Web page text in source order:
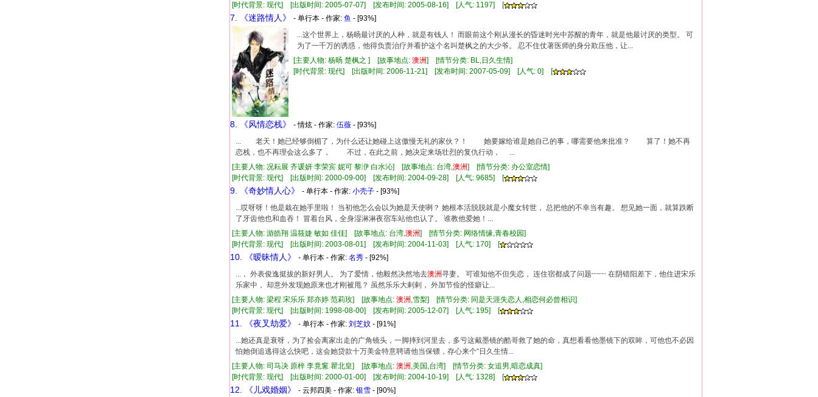
[时代背景: 现代] [出版时间: 2005-07-07] [发布时间: 2005-08-16] [人气: 1197] [
7. 《迷路情人》 - 单行本 - 作家: 鱼 - [93%]
...这个世界上，杨旸最讨厌的人种，就是有钱人！ 而眼前这个刚从漫长的昏迷时光中苏醒的青年，就是他最讨厌的类型。 可
为了一千万的诱惑，他得负责治疗并看护这个名叫楚枫之的大少爷。 忍不住仗著医师的身分欺压他，让...
[主要人物: 杨旸 楚枫之 ] [故事地点: 澳洲] [情节分类: BL,日久生情]
[时代背景: 现代] [出版时间: 2006-11-21] [发布时间: 2007-05-09] [人气: 0] [
8. 《风情恋栈》 - 情炫 - 作家: 伍薇 - [93%]
... 老天！她已经够倒楣了，为什么还让她碰上这傲慢无礼的家伙？！ 她要嫁给谁是她自己的事，哪需要他来批准？ 算了！她不再
恋栈，也不再理会这么多了， 不过，在此之前，她决定来场壮烈的复仇行动， ...
[主要人物: 况耘展 齐谖妍 李荣宾 妮可 黎洢 白水沁] [故事地点: 台湾,澳洲] [情节分类: 办公室恋情]
[时代背景: 现代] [出版时间: 2000-09-00] [发布时间: 2004-09-28] [人气: 9685] [
9. 《奇妙情人心》 - 单行本 - 作家: 小壳子 - [93%]
...哎呀呀！他是栽在她手里啦！ 当初他怎么会以为她是天使咧？ 她根本活脱脱就是小魔女转世， 总把他的不幸当有趣。 想见她一面，就算跌断
了牙齿他也和血吞！ 冒着台风，全身湿淋淋夜宿车站他也认了。 谁教他爱她！...
[主要人物: 游皓翔 温筱婕 敏如 佳佳] [故事地点: 台湾,澳洲] [情节分类: 网络情缘,青春校园]
[时代背景: 现代] [出版时间: 2003-08-01] [发布时间: 2004-11-03] [人气: 170] [
10. 《暧昧情人》 - 单行本 - 作家: 名秀 - [92%]
...， 外表俊逸挺拔的新好男人。 为了爱情，他毅然决然地去澳洲寻妻。 可谁知他不但失恋， 连住宿都成了问题┅┅ 在阴错阳差下，他住进宋乐
乐家中， 却意外发现她原来也才刚被甩？ 虽然乐乐大剌剌， 外加节俭的怪癖让...
[主要人物: 梁程 宋乐乐 郑亦婷 范莉玫] [故事地点: 澳洲 ,雪梨] [情节分类: 同是天涯失恋人,相恋何必曾相识]
[时代背景: 现代] [出版时间: 1998-08-00] [发布时间: 2005-12-07] [人气: 195] [
11. 《夜叉劫爱》 - 单行本 - 作家: 刘芝妏 - [91%]
...她还真是衰呀，为了捡会离家出走的广角镜头，一脚摔到河里去，多亏这戴墨镜的酷哥救了她的命，真想看看他墨镜下的双眸，可他也不必因
怕她倒追逃得这么快吧，这会她贷款十万美金特意聘请他当保镖，存心来个“日久生情...
[主要人物: 司马决 原梓 李竟窻 瞿北皇] [故事地点: 澳洲 ,美国,台湾] [情节分类: 女追男,暗恋成真]
[时代背景: 现代] [出版时间: 2000-01-00] [发布时间: 2004-10-19] [人气: 1328] [
12. 《儿戏婚姻》 - 云邦四美 - 作家: 银雪 - [90%]